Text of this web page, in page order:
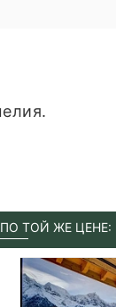
ТОЙ ЖЕ ЦЕНЕ: